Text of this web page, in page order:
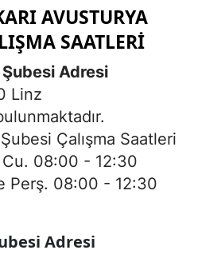
AVUSTURYA
SAATLERI
Adresi
Linz
Çalışma Saatleri
08:00 - 12:30
Perş. 08:00 - 12:30
Adresi